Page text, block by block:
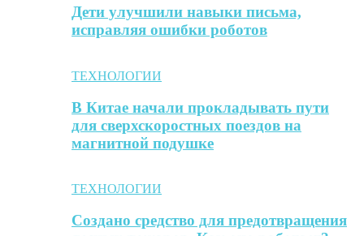
Дети улучшили навыки письма,
исправляя ошибки роботов
ТЕХНОЛОГИИ
В Китае начали прокладывать пути
для сверхскоростных поездов на
магнитной подушке
ТЕХНОЛОГИИ
Создано средство для предотвращения